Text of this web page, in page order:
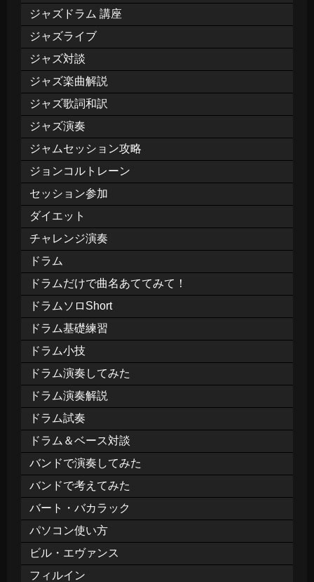
ジャズドラム 講座
ジャズライブ
ジャズ対談
ジャズ楽曲解説
ジャズ歌詞和訳
ジャズ演奏
ジャムセッション攻略
ジョンコルトレーン
セッション参加
ダイエット
チャレンジ演奏
ドラム
ドラムだけで曲名あててみて！
ドラムソロShort
ドラム基礎練習
ドラム小技
ドラム演奏してみた
ドラム演奏解説
ドラム試奏
ドラム＆ベース対談
バンドで演奏してみた
バンドで考えてみた
バート・バカラック
パソコン使い方
ビル・エヴァンス
フィルイン